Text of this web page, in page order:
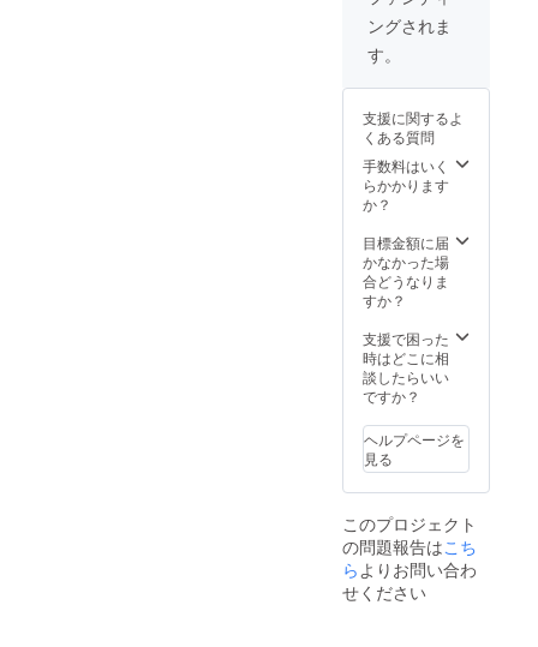
ングされま
す。
支援に関するよ
くある質問
手数料はいく
らかかります
か？
目標金額に届
かなかった場
合どうなりま
すか？
支援で困った
時はどこに相
談したらいい
ですか？
ヘルプページを
見る
このプロジェクト
の問題報告はこち
らよりお問い合わ
せください